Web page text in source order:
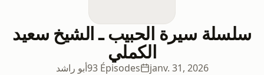
سلسلة سيرة الحبيب ـ الشيخ سعيد
الكملي
أبو راشد93 Épisodes janv. 31, 2026